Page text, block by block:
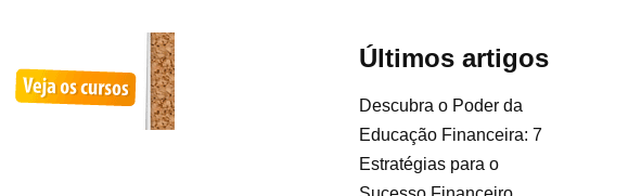
Últimos artigos
Descubra o Poder da
Educação Financeira: 7
Estratégias para o